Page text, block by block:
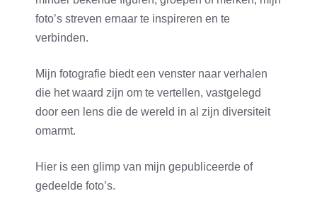
foto’s streven ernaar te inspireren en te
verbinden.
Mijn fotografie biedt een venster naar verhalen
die het waard zijn om te vertellen, vastgelegd
door een lens die de wereld in al zijn diversiteit
omarmt.
Hier is een glimp van mijn gepubliceerde of
gedeelde foto’s.